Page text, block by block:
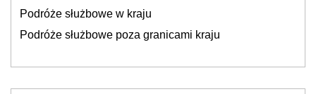
Podróże służbowe w kraju
Podróże służbowe poza granicami kraju